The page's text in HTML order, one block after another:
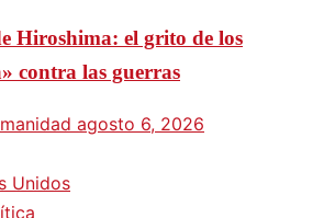
Hiroshima: el grito de los
contra las guerras
agosto 6, 2026
Unidos